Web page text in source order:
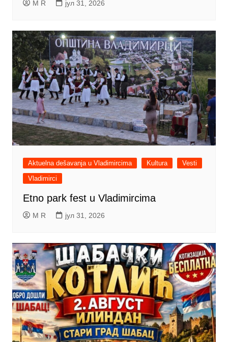
M R јул 31, 2026
Aktuelna dešavanja u Vladimircima Kultura
Vesti
Vladimirci
Etno park fest u Vladimircima
M R јул 31, 2026